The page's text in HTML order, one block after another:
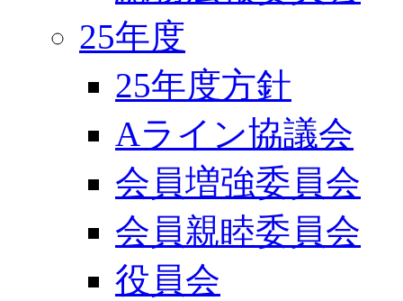
25年度
25年度方針
Aライン協議会
会員増強委員会
会員親睦委員会
役員会